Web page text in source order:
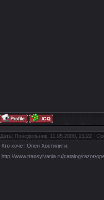
Дата: Понедельник, 11.05.2009, 21:22 |
Кто хочет Опен Хостилити:
http://www.transylvania.ru/catalog/razor/